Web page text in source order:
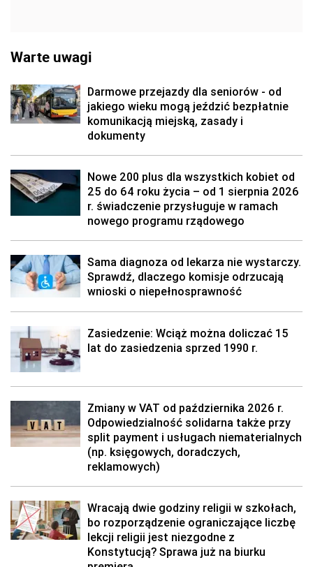
Warte uwagi
Darmowe przejazdy dla seniorów - od
jakiego wieku mogą jeździć bezpłatnie
komunikacją miejską, zasady i
dokumenty
Nowe 200 plus dla wszystkich kobiet od
25 do 64 roku życia – od 1 sierpnia 2026
r. świadczenie przysługuje w ramach
nowego programu rządowego
Sama diagnoza od lekarza nie wystarczy.
Sprawdź, dlaczego komisje odrzucają
wnioski o niepełnosprawność
Zasiedzenie: Wciąż można doliczać 15
lat do zasiedzenia sprzed 1990 r.
Zmiany w VAT od października 2026 r.
Odpowiedzialność solidarna także przy
split payment i usługach niematerialnych
(np. księgowych, doradczych,
reklamowych)
Wracają dwie godziny religii w szkołach,
bo rozporządzenie ograniczające liczbę
lekcji religii jest niezgodne z
Konstytucją? Sprawa już na biurku